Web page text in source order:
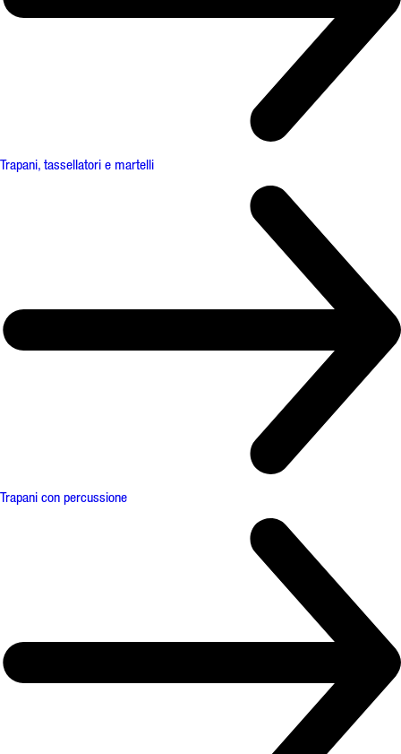
Trapani, tassellatori e martelli
Trapani con percussione